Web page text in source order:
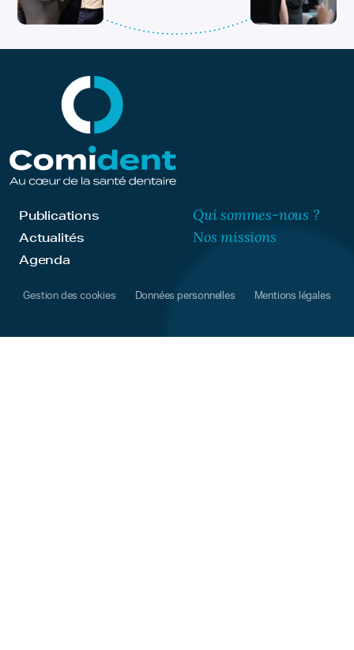
Publications
Actualités
Agenda
Qui sommes-nous ?
Nos missions
Gestion des cookies Données personnelles Mentions légales